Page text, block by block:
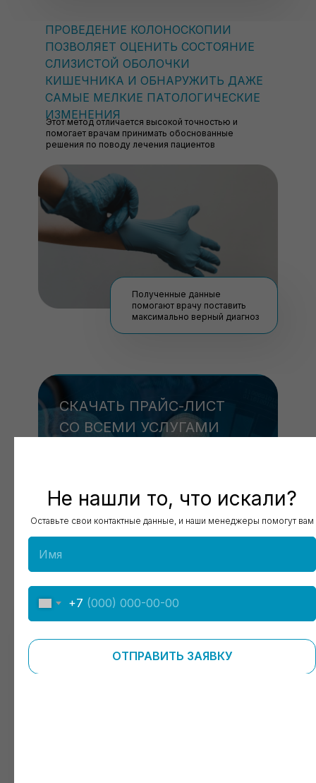
ПРОВЕДЕНИЕ КОЛОНОСКОПИИ
ПОЗВОЛЯЕТ ОЦЕНИТЬ СОСТОЯНИЕ
СЛИЗИСТОЙ ОБОЛОЧКИ
КИШЕЧНИКА И ОБНАРУЖИТЬ ДАЖЕ
САМЫЕ МЕЛКИЕ ПАТОЛОГИЧЕСКИЕ
ИЗМЕНЕНИЯ
Этот метод отличается высокой точностью и
помогает врачам принимать обоснованные
решения по поводу лечения пациентов
Полученные данные
помогают врачу поставить
максимально верный диагноз
СКАЧАТЬ ПРАЙС-ЛИСТ
СО ВСЕМИ УСЛУГАМИ
ЗАПИШИТЕСЬ НА
Не нашли то, что искали?
Оставьте свои контактные данные, и наши менеджеры помогут вам
+7
ОТПРАВИТЬ ЗАЯВКУ